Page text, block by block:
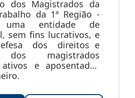
dos Magistrados da
da 1ª Região -
uma entidade de
sem fins lucrativos, e
dos direitos e
dos magistrados
e aposentados